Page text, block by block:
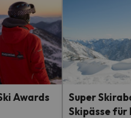
Awards
Super
Skipässe